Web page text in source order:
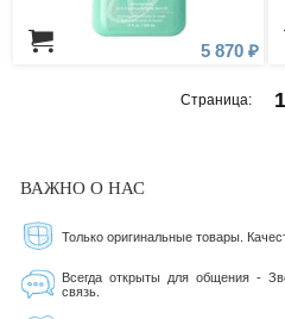
5 870 ₽
Страница: 1
ВАЖНО О НАС
Только оригинальные товары.
Всегда открыты для общения -
связь.